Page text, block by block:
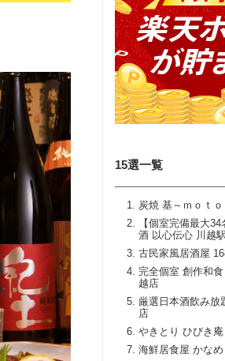
15選一覧
炭焼 基～ｍｏｔｏ
【個室完備最大
酒 以心伝心 川越
古民家風居酒屋
完全個室 創作和
越店
厳選日本酒飲み放
店
やきとり ひびき
海鮮居食屋 かなめ